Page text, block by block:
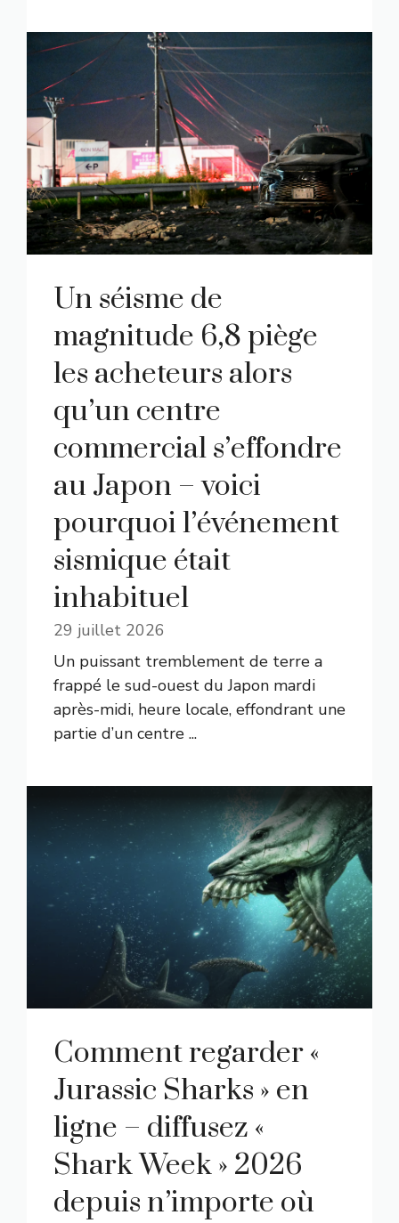
Un séisme de
magnitude 6,8 piège
les acheteurs alors
qu’un centre
commercial s’effondre
au Japon – voici
pourquoi l’événement
sismique était
inhabituel
29 juillet 2026
Un puissant tremblement de terre a
frappé le sud-ouest du Japon mardi
après-midi, heure locale, effondrant une
partie d’un centre ...
Comment regarder «
Jurassic Sharks » en
ligne – diffusez «
Shark Week » 2026
depuis n’importe où